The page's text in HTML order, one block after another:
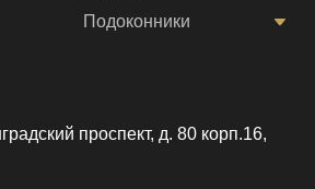
Подоконники
проспект, д. 80 корп.16,